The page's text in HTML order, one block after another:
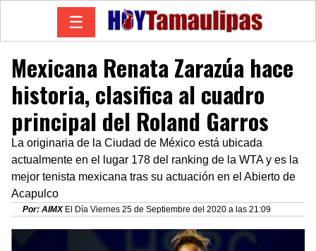
☰
Mexicana Renata Zarazúa hace
historia, clasifica al cuadro
principal del Roland Garros
La originaria de la Ciudad de México está ubicada
actualmente en el lugar 178 del ranking de la WTA y es la
mejor tenista mexicana tras su actuación en el Abierto de
Acapulco
Por: AIMXEl Día Viernes 25 de Septiembre del 2020 a las 21:09